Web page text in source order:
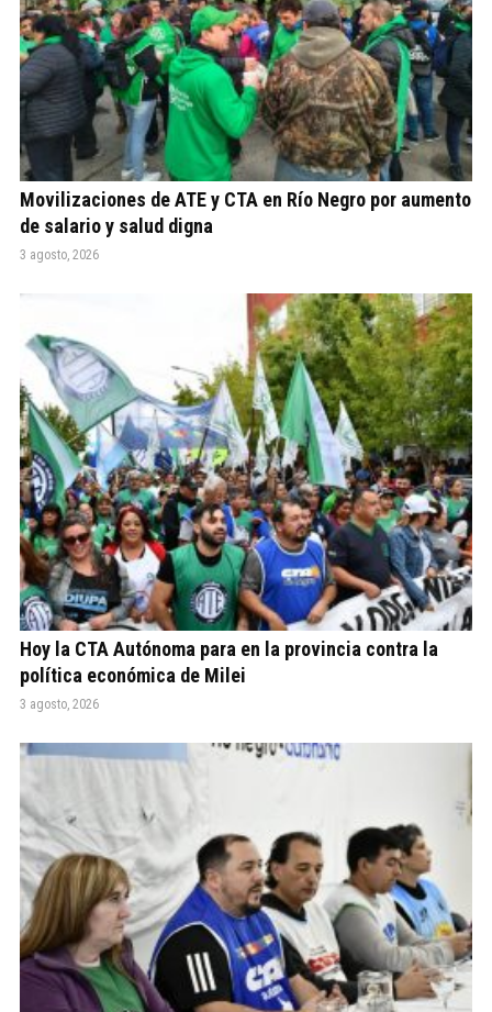
Movilizaciones de ATE y CTA en Río Negro por aumento
de salario y salud digna
3 agosto, 2026
Hoy la CTA Autónoma para en la provincia contra la
política económica de Milei
3 agosto, 2026